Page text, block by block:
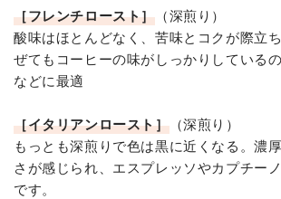
［フレンチロースト］ （深煎り）
酸味はほとんどなく、苦味とコクが際立
ぜてもコーヒーの味がしっかりしている
などに最適
［イタリアンロースト］（深煎り）
もっとも深煎りで色は黒に近くなる。濃
さが感じられ、エスプレッソやカプチー
です。